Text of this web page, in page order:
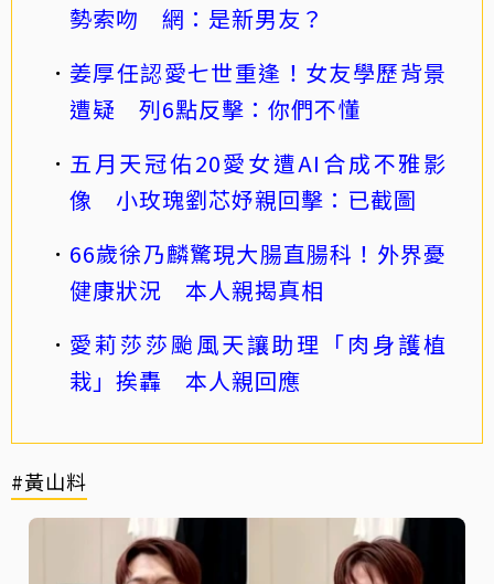
勢索吻 網：是新男友？
姜厚任認愛七世重逢！女友學歷背景
遭疑 列6點反擊：你們不懂
五月天冠佑20愛女遭AI合成不雅影
像 小玫瑰劉芯妤親回擊：已截圖
66歲徐乃麟驚現大腸直腸科！外界憂
健康狀況 本人親揭真相
愛莉莎莎颱風天讓助理「肉身護植
栽」挨轟 本人親回應
#黃山料